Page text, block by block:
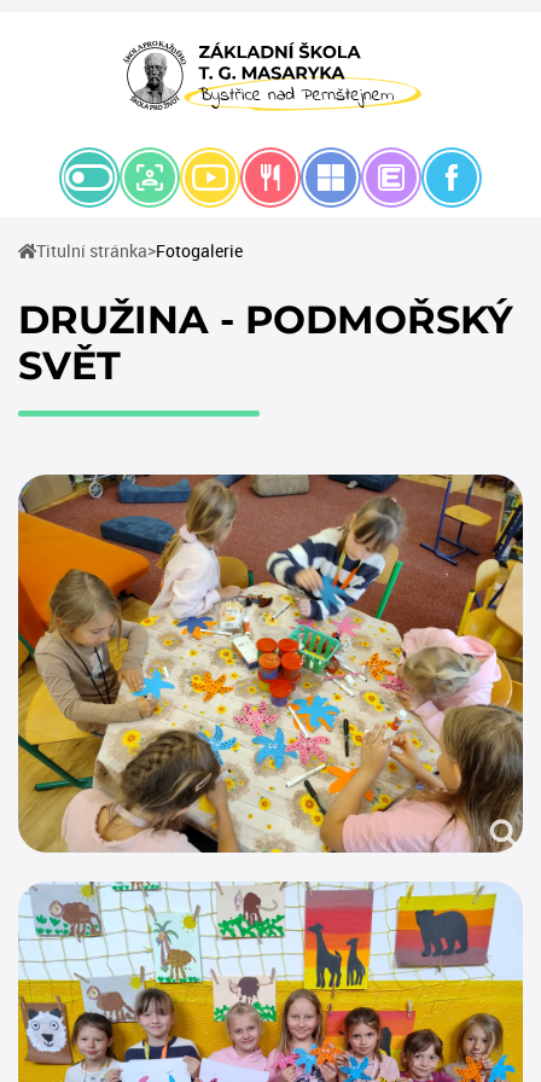
Titulní stránka(current)
Fotogalerie
DRUŽINA - PODMOŘSKÝ
SVĚT